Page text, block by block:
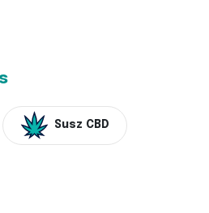
Susz CBD